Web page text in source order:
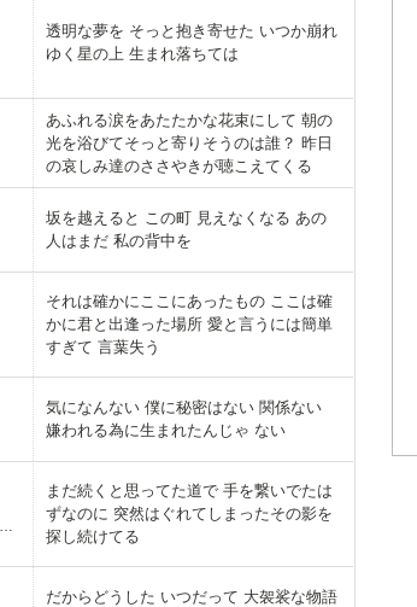
透明な夢を そっと抱き寄せた いつか崩れ
ゆく星の上 生まれ落ちては
あふれる涙をあたたかな花束にして 朝の
光を浴びてそっと寄りそうのは誰？ 昨日
の哀しみ達のささやきが聴こえてくる
坂を越えると この町 見えなくなる あの
人はまだ 私の背中を
それは確かにここにあったもの ここは確
かに君と出逢った場所 愛と言うには簡単
すぎて 言葉失う
気になんない 僕に秘密はない 関係ない
嫌われる為に生まれたんじゃ ない
,Gakushi Ogi, MiRai ,Ryo Ito
まだ続くと思ってた道で 手を繋いでたは
ずなのに 突然はぐれてしまったその影を
探し続けてる
だからどうした いつだって 大袈裟な物語